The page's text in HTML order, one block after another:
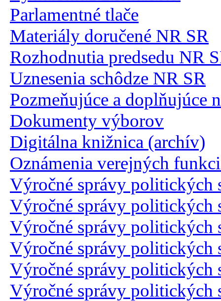
Parlamentné tlače
Materiály doručené NR SR
Rozhodnutia predsedu NR
Uznesenia schôdze NR SR
Pozmeňujúce a doplňujúce
Dokumenty výborov
Digitálna knižnica (archív)
Oznámenia verejných
Výročné správy politických
Výročné správy politických
Výročné správy politických
Výročné správy politických
Výročné správy politických
Výročné správy politických